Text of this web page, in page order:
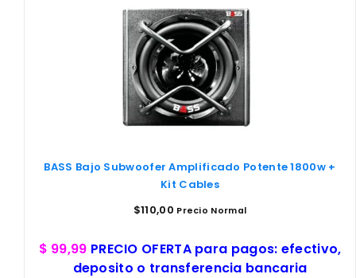
BASS Bajo Subwoofer Amplificado Potente 1800w +
Kit Cables
$110,00 Precio Normal
$ 99,99 PRECIO OFERTA para pagos: efectivo,
deposito o transferencia bancaria